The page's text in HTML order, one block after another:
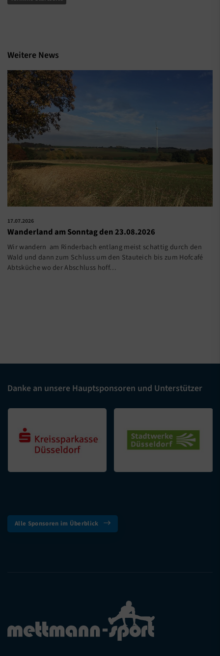
Weitere News
17.07.2026
Wanderland am Sonntag den 23.08.2026
Wir wandern am Rinderbach entlang meist schattig durch den
Wald und dann zum Schluss um den Stauteich bis zum Hofcafé
Abtsküche wo der Abschluss hoff…
Danke an unsere Hauptsponsoren und Unterstützer
Alle Sponsoren im Überblick